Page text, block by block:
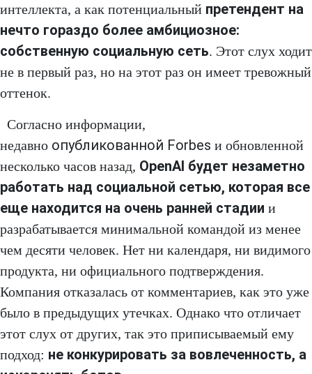
интеллекта, а как потенциальный претендент на
нечто гораздо более амбициозное:
собственную социальную сеть. Этот слух ходит
не в первый раз, но на этот раз он имеет тревожный
оттенок.
Согласно информации,
недавно опубликованной Forbes и обновленной
несколько часов назад, OpenAI будет незаметно
работать над социальной сетью, которая все
еще находится на очень ранней стадии и
разрабатывается минимальной командой из менее
чем десяти человек. Нет ни календаря, ни видимого
продукта, ни официального подтверждения.
Компания отказалась от комментариев, как это уже
было в предыдущих утечках. Однако что отличает
этот слух от других, так это приписываемый ему
подход: не конкурировать за вовлеченность, а